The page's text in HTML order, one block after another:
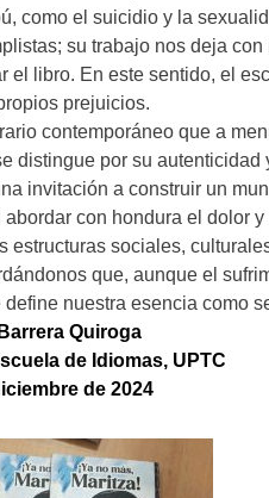
como el suicidio y la
su trabajo nos deja
el libro. En este sentido, el
prejuicios.
contemporáneo que a
distingue por su
invitación a construir un
abordar con hondura el dolor
estructuras sociales,
que, aunque el
nuestra esencia como
Quiroga
de Idiomas, UPTC
de 2024